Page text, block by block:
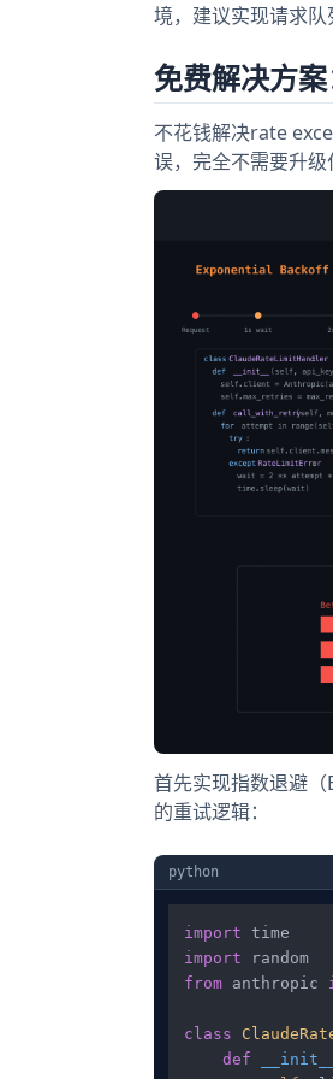
境，建议实现请求队
免费解决方
不花钱解决rate
误，完全不需要升
首先实现指数退避
的重试逻辑：
python
import
import
from anthropic
class
def
__init__